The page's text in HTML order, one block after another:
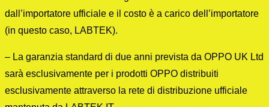
dall’importatore ufficiale e il costo è a carico dell’importatore
(in questo caso, LABTEK).
– La garanzia standard di due anni prevista da OPPO UK Ltd
sarà esclusivamente per i prodotti OPPO distribuiti
esclusivamente attraverso la rete di distribuzione ufficiale